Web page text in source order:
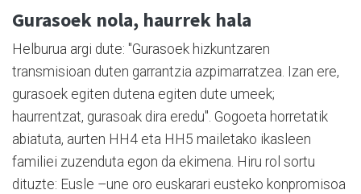
Gurasoek nola, haurrek hala
Helburua argi dute: "Gurasoek hizkuntzaren
transmisioan duten garrantzia azpimarratzea. Izan ere,
gurasoek egiten dutena egiten dute umeek;
haurrentzat, gurasoak dira eredu". Gogoeta horretatik
abiatuta, aurten HH4 eta HH5 mailetako ikasleen
familiei zuzenduta egon da ekimena. Hiru rol sortu
dituzte: Eusle –une oro euskarari eusteko konpromisoa